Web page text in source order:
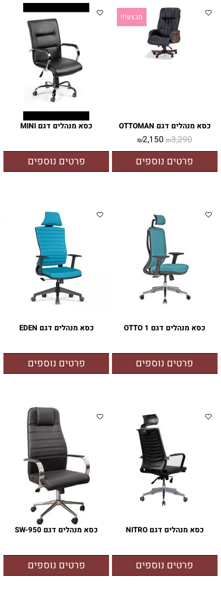
מבצע!!!
כסא מנהלים דגם OTTOMAN
₪3,290
₪2,150
פרטים נוספים
כסא מנהלים דגם MINI
פרטים נוספים
כסא מנהלים דגם OTTO 1
פרטים נוספים
כסא מנהלים דגם EDEN
פרטים נוספים
כסא מנהלים דגם NITRO
פרטים נוספים
כסא מנהלים דגם SW-950
פרטים נוספים